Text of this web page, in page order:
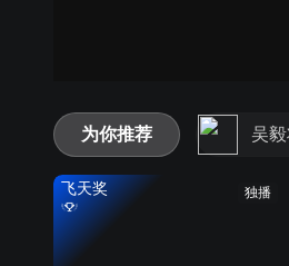
为你推荐 吴
独播
飞天奖